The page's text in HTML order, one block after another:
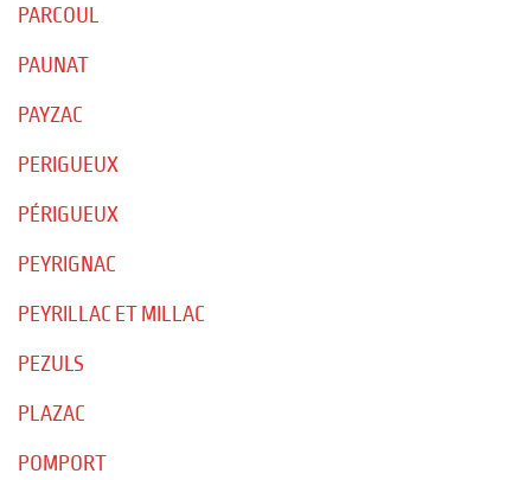
PARCOUL
PAUNAT
PAYZAC
PERIGUEUX
PÉRIGUEUX
PEYRIGNAC
PEYRILLAC ET MILLAC
PEZULS
PLAZAC
POMPORT